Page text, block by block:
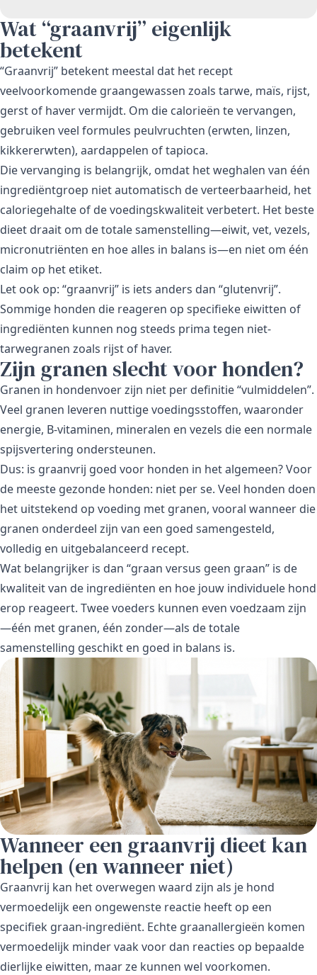
Wat “graanvrij” eigenlijk
betekent
“Graanvrij” betekent meestal dat het recept
veelvoorkomende graangewassen zoals tarwe, maïs, rijst,
gerst of haver vermijdt. Om die calorieën te vervangen,
gebruiken veel formules peulvruchten (erwten, linzen,
kikkererwten), aardappelen of tapioca.
Die vervanging is belangrijk, omdat het weghalen van één
ingrediëntgroep niet automatisch de verteerbaarheid, het
caloriegehalte of de voedingskwaliteit verbetert. Het beste
dieet draait om de totale samenstelling—eiwit, vet, vezels,
micronutriënten en hoe alles in balans is—en niet om één
claim op het etiket.
Let ook op: “graanvrij” is iets anders dan “glutenvrij”.
Sommige honden die reageren op specifieke eiwitten of
ingrediënten kunnen nog steeds prima tegen niet-
tarwegranen zoals rijst of haver.
Zijn granen slecht voor honden?
Granen in hondenvoer zijn niet per definitie “vulmiddelen”.
Veel granen leveren nuttige voedingsstoffen, waaronder
energie, B-vitaminen, mineralen en vezels die een normale
spijsvertering ondersteunen.
Dus: is graanvrij goed voor honden in het algemeen? Voor
de meeste gezonde honden: niet per se. Veel honden doen
het uitstekend op voeding met granen, vooral wanneer die
granen onderdeel zijn van een goed samengesteld,
volledig en uitgebalanceerd recept.
Wat belangrijker is dan “graan versus geen graan” is de
kwaliteit van de ingrediënten en hoe jouw individuele hond
erop reageert. Twee voeders kunnen even voedzaam zijn
—één met granen, één zonder—als de totale
samenstelling geschikt en goed in balans is.
Wanneer een graanvrij dieet kan
helpen (en wanneer niet)
Graanvrij kan het overwegen waard zijn als je hond
vermoedelijk een ongewenste reactie heeft op een
specifiek graan-ingrediënt. Echte graanallergieën komen
vermoedelijk minder vaak voor dan reacties op bepaalde
dierlijke eiwitten, maar ze kunnen wel voorkomen.